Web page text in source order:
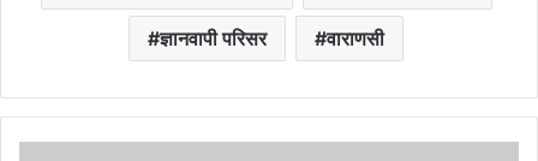
ज्ञानवापी परिसर वाराणसी